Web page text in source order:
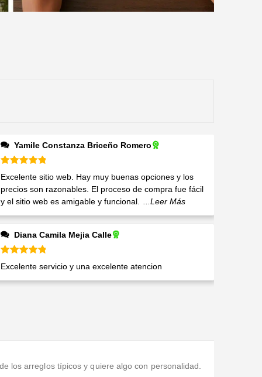
Yamile Constanza Briceño Romero
Valorado en de 5
Excelente sitio web. Hay muy buenas opciones y los
precios son razonables. El proceso de compra fue fácil
y el sitio web es amigable y funcional. ...Leer Más
Diana Camila Mejia Calle
Valorado en 5 de 5
Excelente servicio y una excelente atencion
los arreglos típicos y quiere algo con personalidad.